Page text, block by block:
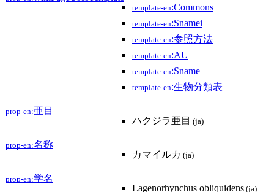
template-en:Commons
template-en:Snamei
template-en:参照方法
template-en:AU
template-en:Sname
template-en:生物分類表
prop-en:亜目
ハクジラ亜目 (ja)
prop-en:名称
カマイルカ (ja)
prop-en:学名
Lagenorhynchus obliquidens (ja)